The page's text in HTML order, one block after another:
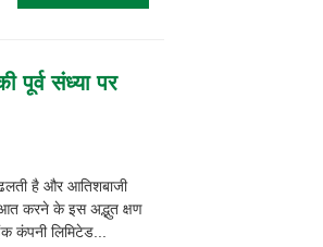
पूर्व संध्या पर
है और आतिशबाजी
करने के इस अद्भुत क्षण
कंपनी लिमिटेड...